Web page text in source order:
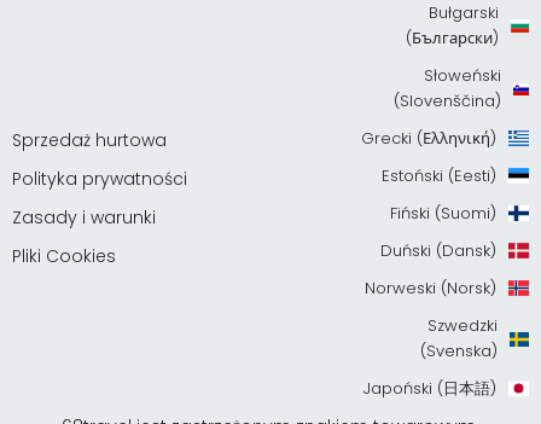
Sprzedaż hurtowa
Polityka prywatności
Zasady i warunki
Pliki Cookies
Bułgarski
(Български)
Słoweński
(Slovenščina)
Grecki (Ελληνική)
Estoński (Eesti)
Fiński (Suomi)
Duński (Dansk)
Norweski (Norsk)
Szwedzki
(Svenska)
Japoński (日本語)